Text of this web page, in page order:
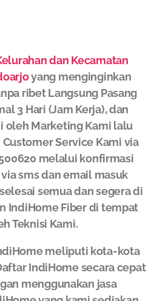
dan Kecamatan
yang menginginkan
ribet Langsung Pasang
3 Hari (Jam Kerja), dan
oleh Marketing Kami lalu
Service Kami via
melalui konfirmasi
sms dan email masuk
semua dan segera di
IndiHome Fiber di tempat
Teknisi Kami.
meliputi kota-kota
IndiHome secara cepat
menggunakan jasa